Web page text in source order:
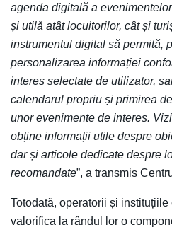
agenda digitală a
și utilă atât locuitorilor, cât și
instrumentul digital să permită,
personalizarea informației
interes selectate de utilizator,
calendarul propriu și primirea
unor evenimente de interes.
obține informații utile despre
dar și articole dedicate despre
recomandate”, a transmis
Totodată, operatorii și
valorifica la rândul lor o